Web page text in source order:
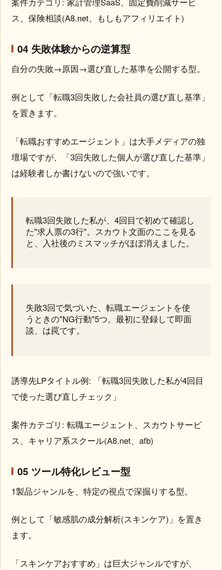
ス、保険相談(A8.net、もしもアフィリエイト)
04 失敗体験からの逆算型
自分の失敗→原因→選び直した基準を公開する型。
例として「転職3回失敗した会社員の選び直し基準」
を置きます。
「転職おすすめエージェント」は大手メディアの独
壇場ですが、「3回失敗した個人が選び直した基準」
は経験者しか書けないので強いです。
転職3回失敗した私が、4回目で初めて確認し
た"求人票の3行"。スカウト文面のここを見る
と、入社後のミスマッチがほぼ消えました。
失敗3回で気づいた、転職エージェントを使
うときの"NG行動"5つ。最初に登録して即面
談、は罠です。
誘導先LPタイトル例: 「転職3回失敗した私が4回目
で使った選び直しチェック」
案件カテゴリ: 転職エージェント、スカウトサービ
ス、キャリア系スクール(A8.net、afb)
05 ツール特化レビュー型
1製品ジャンルを、特定の視点で深掘りする型。
例として「敏感肌の成分解析(スキンケア)」を置き
ます。
「スキンケアおすすめ」は巨大ジャンルですが、